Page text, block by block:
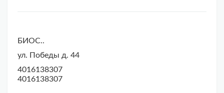
БИОС..
ул. Победы д. 44
4016138307
4016138307